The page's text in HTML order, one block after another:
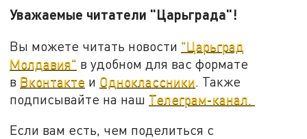
Уважаемые читатели "Царьграда"!
Вы можете читать новости "Царьград
Молдавия" в удобном для вас формате
в Вконтакте и Одноклассники. Также
подписывайте на наш Телеграм-канал.
Если вам есть, чем поделиться с